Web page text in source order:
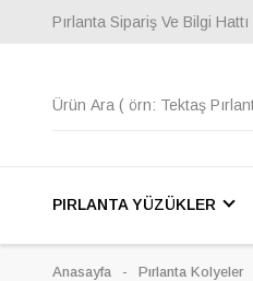
Pırlanta Sipariş Ve Bilgi Hattı
PIRLANTA YÜZÜKLER
Anasayfa Pırlanta Kolyeler